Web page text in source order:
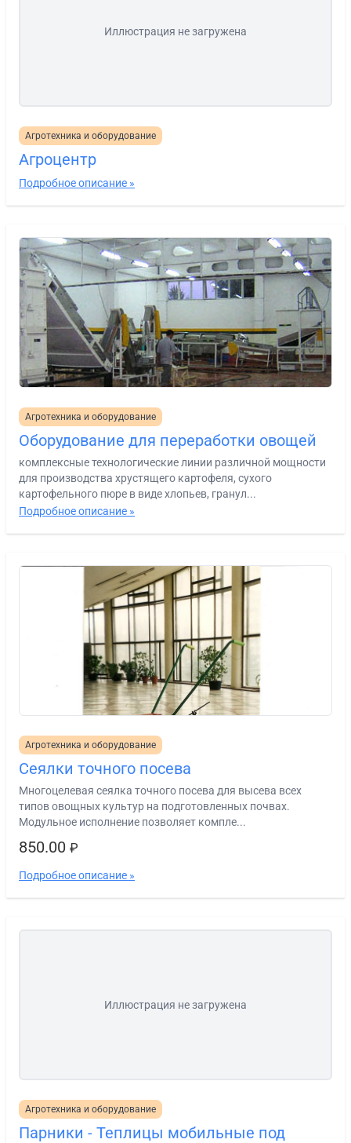
Иллюстрация не загружена
Агротехника и оборудование
Агроцентр
Подробное описание »
Агротехника и оборудование
Оборудование для переработки овощей
комплексные технологические линии различной мощности
для производства хрустящего картофеля, сухого
картофельного пюре в виде хлопьев, гранул...
Подробное описание »
Агротехника и оборудование
Сеялки точного посева
Многоцелевая сеялка точного посева для высева всех
типов овощных культур на подготовленных почвах.
Модульное исполнение позволяет компле...
850.00 ₽
Подробное описание »
Иллюстрация не загружена
Агротехника и оборудование
Парники - Теплицы мобильные под